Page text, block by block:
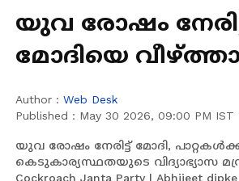
യുവ രോഷം
മോദിയെ
Author : Web Desk
Published : May 30 2026, 09:00 PM IST
യുവ രോഷം നേരിട്ട് മോദി,
കെടുകാര്യസ്ഥതയുടെ വിദ്യാഭ്യാസ
Cockroach Janta Party | Abhijeet dipke